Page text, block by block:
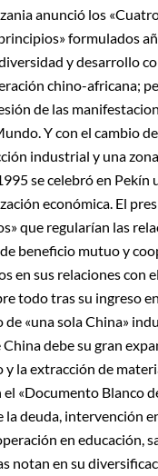
anunció los
formulados
y desarrollo
chino-africana;
de las
Y con el cambio
industrial y una
se celebró en Pekín
económica. El
que regularían las
beneficio mutuo y
en sus relaciones con
todo tras su ingreso
«una sola China»
debe su gran
y la extracción de
«Documento Blanco
la deuda, intervención
en educación,
notan en su